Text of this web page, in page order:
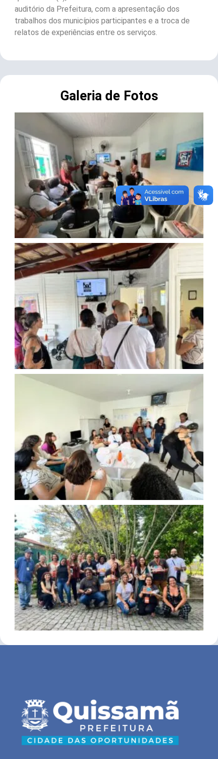
auditório da Prefeitura, com a apresentação dos
trabalhos dos municípios participantes e a troca de
relatos de experiências entre os serviços.
Galeria de Fotos